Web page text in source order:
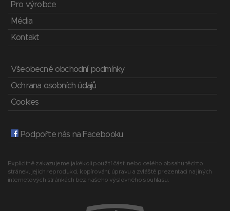
Pro výrobce
Média
Kontakt
Všeobecné obchodní podmínky
Ochrana osobních údajů
Cookies
Podpořte nás na Facebooku
Explicitně zakazujeme jakékoli použití části nebo celého obsahu těchto
stránek, jejich reprodukci, kopírování, úpravu a zvláště prezentaci na jiných
internetových stránkách bez našeho výslovného souhlasu.